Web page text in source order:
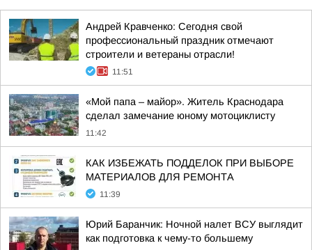
Андрей Кравченко: Сегодня свой
профессиональный праздник отмечают
строители и ветераны отрасли!
11:51
«Мой папа – майор». Житель Краснодара
сделал замечание юному мотоциклисту
11:42
КАК ИЗБЕЖАТЬ ПОДДЕЛОК ПРИ ВЫБОРЕ
МАТЕРИАЛОВ ДЛЯ РЕМОНТА
11:39
Юрий Баранчик: Ночной налет ВСУ выглядит
как подготовка к чему-то большему